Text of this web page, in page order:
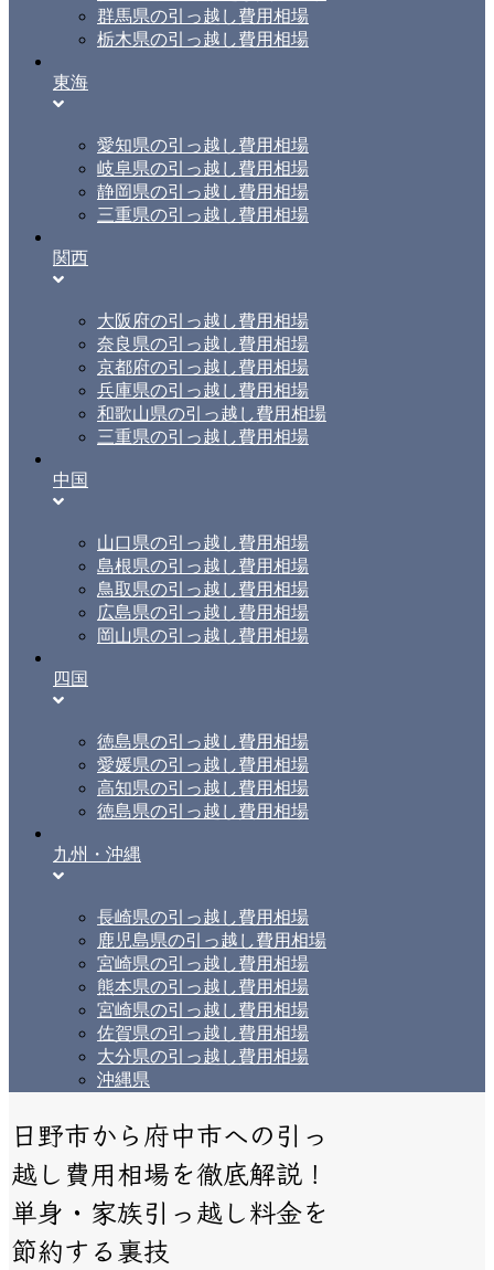
群馬県の引っ越し費用相場
栃木県の引っ越し費用相場
東海
愛知県の引っ越し費用相場
岐阜県の引っ越し費用相場
静岡県の引っ越し費用相場
三重県の引っ越し費用相場
関西
大阪府の引っ越し費用相場
奈良県の引っ越し費用相場
京都府の引っ越し費用相場
兵庫県の引っ越し費用相場
和歌山県の引っ越し費用相場
三重県の引っ越し費用相場
中国
山口県の引っ越し費用相場
島根県の引っ越し費用相場
鳥取県の引っ越し費用相場
広島県の引っ越し費用相場
岡山県の引っ越し費用相場
四国
徳島県の引っ越し費用相場
愛媛県の引っ越し費用相場
高知県の引っ越し費用相場
徳島県の引っ越し費用相場
九州・沖縄
長崎県の引っ越し費用相場
鹿児島県の引っ越し費用相場
宮崎県の引っ越し費用相場
熊本県の引っ越し費用相場
宮崎県の引っ越し費用相場
佐賀県の引っ越し費用相場
大分県の引っ越し費用相場
沖縄県
日野市から府中市への引っ
越し費用相場を徹底解説！
単身・家族引っ越し料金を
節約する裏技